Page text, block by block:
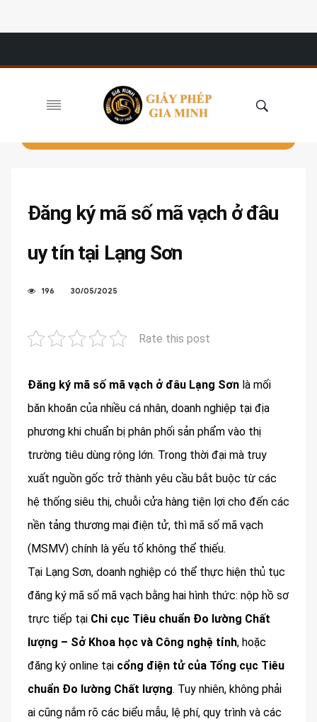
Đăng ký mã số mã vạch ở đâu
uy tín tại Lạng Sơn
196 30/05/2025
Rate this post
Đăng ký mã số mã vạch ở đâu Lạng Sơn là mối
băn khoăn của nhiều cá nhân, doanh nghiệp tại địa
phương khi chuẩn bị phân phối sản phẩm vào thị
trường tiêu dùng rộng lớn. Trong thời đại mà truy
xuất nguồn gốc trở thành yêu cầu bắt buộc từ các
hệ thống siêu thị, chuỗi cửa hàng tiện lợi cho đến các
nền tảng thương mại điện tử, thì mã số mã vạch
(MSMV) chính là yếu tố không thể thiếu.
Tại Lạng Sơn, doanh nghiệp có thể thực hiện thủ tục
đăng ký mã số mã vạch bằng hai hình thức: nộp hồ sơ
trực tiếp tại Chi cục Tiêu chuẩn Đo lường Chất
lượng – Sở Khoa học và Công nghệ tỉnh, hoặc
đăng ký online tại cổng điện tử của Tổng cục Tiêu
chuẩn Đo lường Chất lượng. Tuy nhiên, không phải
ai cũng nắm rõ các biểu mẫu, lệ phí, quy trình và các